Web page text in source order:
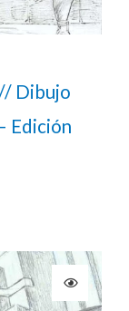
Dibujo
Edición